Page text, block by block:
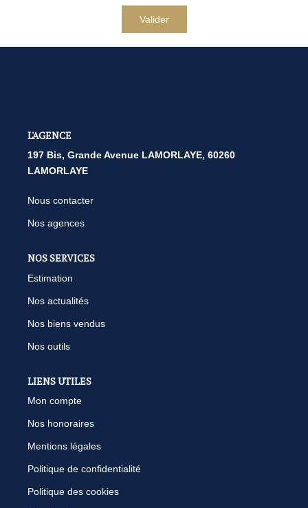
Actualités
Valider
L'AGENCE
197 Bis, Grande Avenue LAMORLAYE, 60260
LAMORLAYE
Nous contacter
Nos agences
NOS SERVICES
Estimation
Nos actualités
Nos biens vendus
Nos outils
LIENS UTILES
Mon compte
Nos honoraires
Mentions légales
Politique de confidentialité
Politique des cookies